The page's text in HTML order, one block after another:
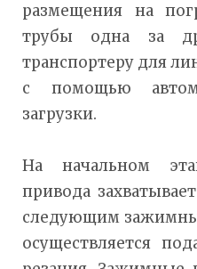
размещения на
трубы одна за
транспортеру для
с помощью
загрузки.
На начальном
привода
следующим
осуществляется